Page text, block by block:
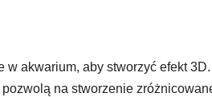
akwarium, aby stworzyć efekt 3D.
na stworzenie